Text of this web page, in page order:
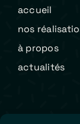
accueil
nos
à propos
actualités